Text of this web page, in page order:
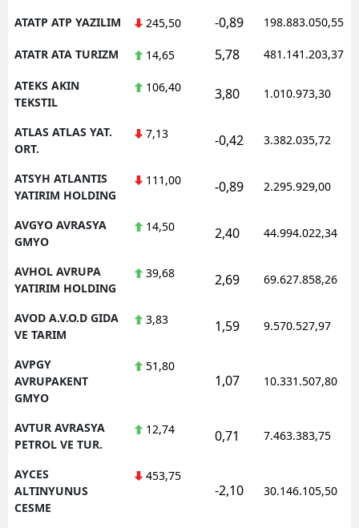
ATATP ATP YAZILIM 245,50 -0,89 198.883.050,55
ATATR ATA TURIZM 14,65 5,78 481.141.203,37
ATEKS AKIN
TEKSTIL
106,40 3,80 1.010.973,30
ATLAS ATLAS YAT.
ORT.
7,13 -0,42 3.382.035,72
ATSYH ATLANTIS
YATIRIM HOLDING
111,00 -0,89 2.295.929,00
AVGYO AVRASYA
GMYO
14,50 2,40 44.994.022,34
AVHOL AVRUPA
YATIRIM HOLDING
39,68 2,69 69.627.858,26
AVOD A.V.O.D GIDA
VE TARIM
3,83 1,59 9.570.527,97
AVPGY
AVRUPAKENT
GMYO
51,80
1,07 10.331.507,80
AVTUR AVRASYA
PETROL VE TUR.
12,74 0,71 7.463.383,75
AYCES
ALTINYUNUS
CESME
453,75
-2,10 30.146.105,50